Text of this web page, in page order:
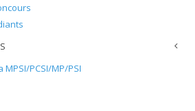
PCSI/MP/PSI